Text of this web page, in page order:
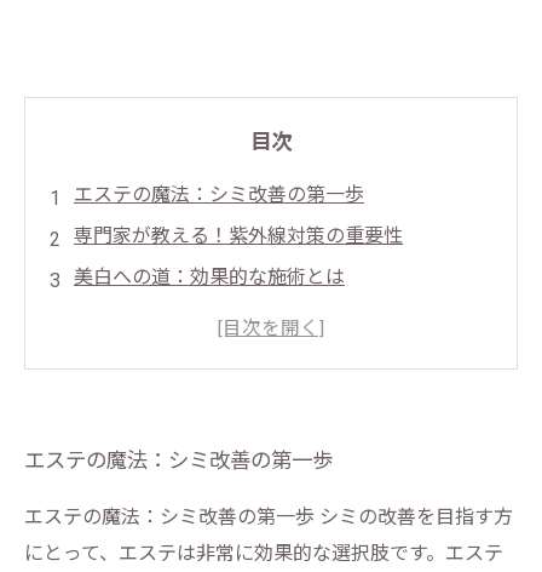
目次
エステの魔法：シミ改善の第一歩
専門家が教える！紫外線対策の重要性
美白への道：効果的な施術とは
シミが消える瞬間：お客様の成功体験
輝く肌を取り戻す：エステでのシミ改善のまと
め
エステの魔法：シミ改善の第一歩
エステの魔法：シミ改善の第一歩 シミの改善を目指す方
にとって、エステは非常に効果的な選択肢です。エステ